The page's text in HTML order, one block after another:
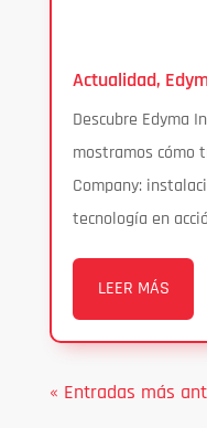
Actualidad,
Descubre Edyma
mostramos cómo
Company:
tecnología en
LEER MÁS
« Entradas más